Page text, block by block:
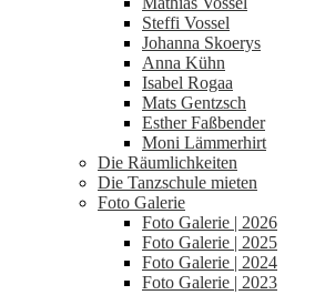
Steffi Vossel
Johanna Skoerys
Anna Kühn
Isabel Rogaa
Mats Gentzsch
Esther Faßbender
Moni Lämmerhirt
Die Räumlichkeiten
Die Tanzschule mieten
Foto Galerie
Foto Galerie | 2026
Foto Galerie | 2025
Foto Galerie | 2024
Foto Galerie | 2023